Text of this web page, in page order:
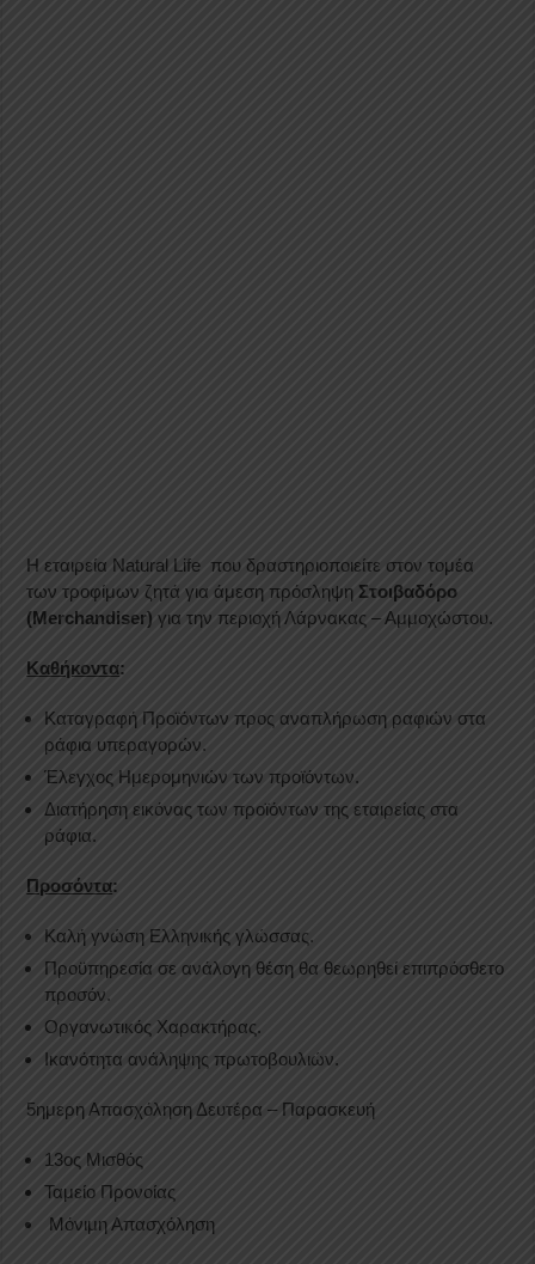
Η εταιρεία Natural Life που δραστηριοποιείτε στον τομέα
των τροφίμων ζητά για άμεση πρόσληψηΣτοιβαδόρο
(Merchandiser) για την περιοχή Λάρνακας – Αμμοχώστου.
Καθήκοντα:
Καταγραφή Προϊόντων προς αναπλήρωση ραφιών στα
ράφια υπεραγορών.
Έλεγχος Ημερομηνιών των προϊόντων.
Διατήρηση εικόνας των προϊόντων της εταιρείας στα
ράφια.
Προσόντα:
Καλή γνώση Ελληνικής γλώσσας.
Προϋπηρεσία σε ανάλογη θέση θα θεωρηθεί επιπρόσθετο
προσόν.
Οργανωτικός Χαρακτήρας.
Ικανότητα ανάληψης πρωτοβουλιών.
5ημερη Απασχόληση Δευτέρα – Παρασκευή
13ος Μισθός
Ταμείο Προνοίας
Μόνιμη Απασχόληση